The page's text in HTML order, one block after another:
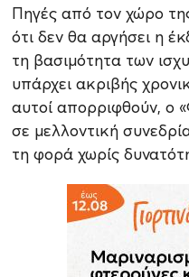
Πηγές από τον χώρο
ότι δεν θα αργήσει η
τη βασιμότητα των
υπάρχει ακριβής
αυτοί απορριφθούν, ο
σε μελλοντική
τη φορά χωρίς